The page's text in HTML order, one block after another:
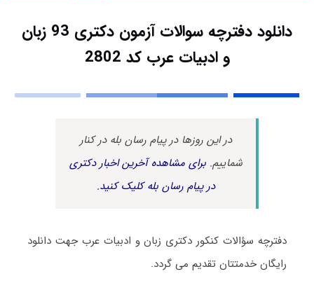
دانلود دفترچه سوالات آزمون دکتری 93 زبان
و ادبیات عرب کد 2802
در این روزها در پیام رسان بله در کنار
شماییم.برای مشاهده آخرین اخبار دکتری
در پیام رسان بله کلیک کنید.
دفترچه سؤالات کنکور دکتری زبان و ادبیات عرب جهت دانلود
رایگان خدمتتان تقدیم می گردد.